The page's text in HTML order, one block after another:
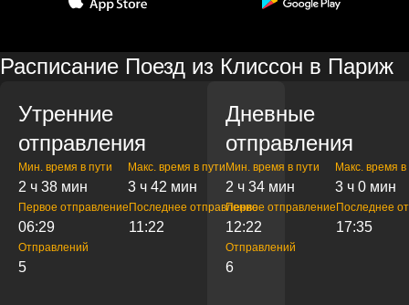
Расписание Поезд из Клиссон в Париж
Утренние
отправления
Мин. время в пути
2 ч 38 мин
Макс. время в пути
3 ч 42 мин
Первое отправление
06:29
Последнее отправление
11:22
Отправлений
5
Дневные
отправления
Мин. время в пути
2 ч 34 мин
Макс. время в
3 ч 0 мин
Первое отправление
12:22
Последнее
17:35
Отправлений
6